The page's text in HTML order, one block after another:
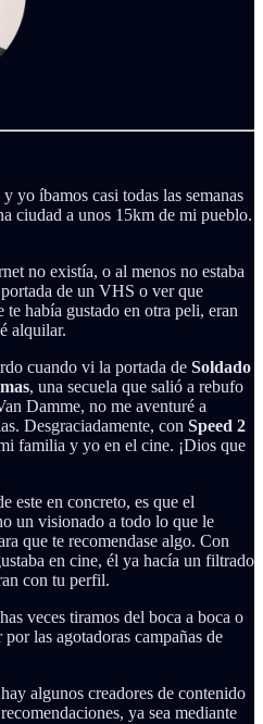
yo íbamos casi todas las semanas
ciudad a unos 15km de mi pueblo.
no existía, o al menos no estaba
de un VHS o ver que
había gustado en otra peli, eran
alquilar.
cuando vi la portada de Soldado
, una secuela que salió a rebufo
Damme, no me aventuré a
Desgraciadamente, con Speed 2
familia y yo en el cine. ¡Dios que
este en concreto, es que el
un visionado a todo lo que le
que te recomendase algo. Con
en cine, él ya hacía un filtrado
con tu perfil.
veces tiramos del boca a boca o
las agotadoras campañas de
algunos creadores de contenido
ya sea mediante